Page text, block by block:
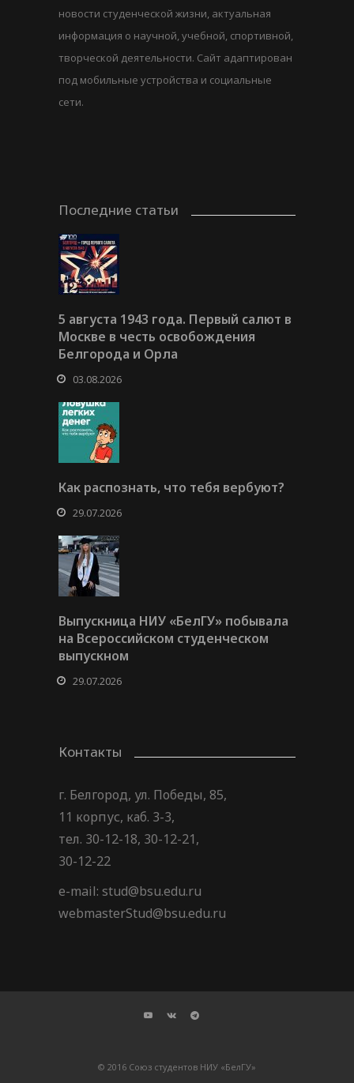
новости студенческой жизни, актуальная
информация о научной, учебной, спортивной,
творческой деятельности. Сайт адаптирован
под мобильные устройства и социальные
сети.
Последние статьи
5 августа 1943 года. Первый салют в
Москве в честь освобождения
Белгорода и Орла
03.08.2026
Как распознать, что тебя вербуют?
29.07.2026
Выпускница НИУ «БелГУ» побывала
на Всероссийском студенческом
выпускном
29.07.2026
Контакты
г. Белгород, ул. Победы, 85,
11 корпус, каб. 3-3,
тел. 30-12-18, 30-12-21,
30-12-22
e-mail: stud@bsu.edu.ru
webmasterStud@bsu.edu.ru
© 2016 Союз студентов НИУ «БелГУ»